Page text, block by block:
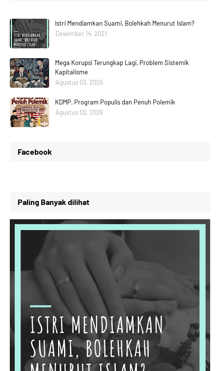
Istri Mendiamkan Suami, Bolehkah Menurut Islam?
Desember 14, 2021
Mega Korupsi Terungkap Lagi, Problem Sistemik
Kapitalisme
Agustus 03, 2026
KDMP, Program Populis dan Penuh Polemik
Agustus 02, 2026
Facebook
Paling Banyak dilihat